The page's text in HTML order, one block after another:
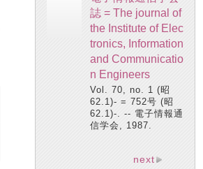
誌 = The journal of
the Institute of Elec
tronics, Information
and Communicatio
n Engineers
Vol. 70, no. 1 (昭
62.1)- = 752号 (昭
62.1)-. -- 電子情報通
信学会, 1987.
next